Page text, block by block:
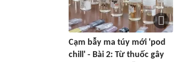
Cạm bẫy ma túy mới 'pod
chill' - Bài 2: Từ thuốc gây